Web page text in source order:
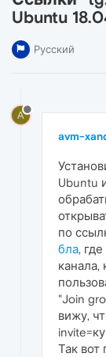
Ubuntu
Русский
A
avm-
Ubuntu
по
бла,
канала,
"Join
вижу,
Так вот